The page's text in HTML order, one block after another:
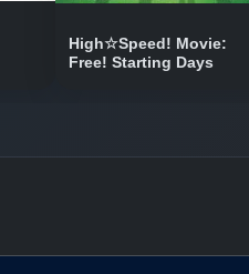
High☆Speed! Movie:
Free! Starting Days